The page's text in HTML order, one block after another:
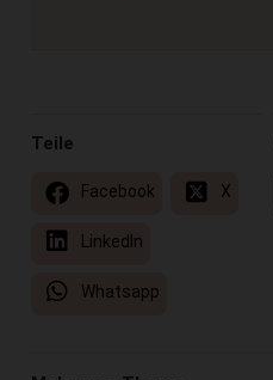
Teile
Facebook X
LinkedIn
Whatsapp